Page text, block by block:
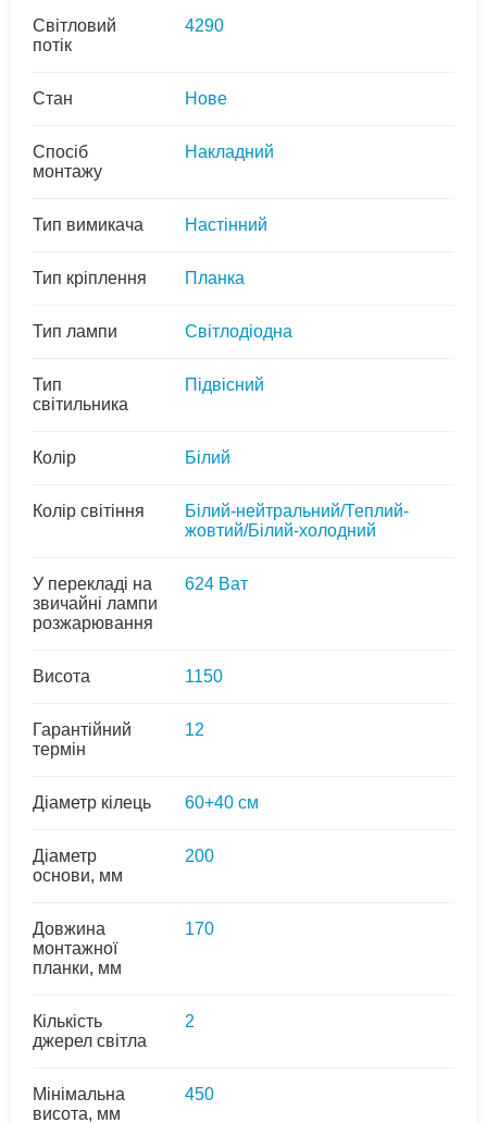
Світловий
потік
4290
Стан Нове
Спосіб
монтажу
Накладний
Тип вимикача Настінний
Тип кріплення Планка
Тип лампи Світлодіодна
Тип
світильника
Підвісний
Колір Білий
Колір світіння
Білий-нейтральний/Теплий-
жовтий/Білий-холодний
У перекладі на
звичайні лампи
розжарювання
624 Ват
Висота 1150
Гарантійний
термін
12
Діаметр кілець 60+40 см
Діаметр
основи, мм
200
Довжина
монтажної
планки, мм
170
Кількість
джерел світла
2
Мінімальна
висота, мм
450